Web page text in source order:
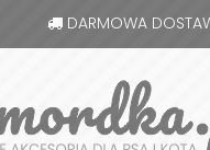
DARMOWA